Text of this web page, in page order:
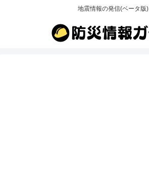
地震情報の発信(ベータ版)